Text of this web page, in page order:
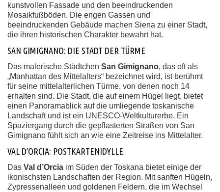
kunstvollen Fassade und den beeindruckenden
Mosaikfußböden. Die engen Gassen und
beeindruckenden Gebäude machen Siena zu einer Stadt,
die ihren historischen Charakter bewahrt hat.
SAN GIMIGNANO: DIE STADT DER TÜRME
Das malerische Städtchen San Gimignano, das oft als
„Manhattan des Mittelalters“ bezeichnet wird, ist berühmt
für seine mittelalterlichen Türme, von denen noch 14
erhalten sind. Die Stadt, die auf einem Hügel liegt, bietet
einen Panoramablick auf die umliegende toskanische
Landschaft und ist ein UNESCO-Weltkulturerbe. Ein
Spaziergang durch die gepflasterten Straßen von San
Gimignano fühlt sich an wie eine Zeitreise ins Mittelalter.
VAL D’ORCIA: POSTKARTENIDYLLE
Das Val d’Orcia im Süden der Toskana bietet einige der
ikonischsten Landschaften der Region. Mit sanften Hügeln,
Zypressenalleen und goldenen Feldern, die im Wechsel